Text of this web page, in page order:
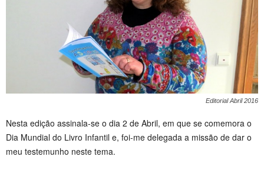
Editorial Abril 2016
Nesta edição assinala-se o dia 2 de Abril, em que se comemora o
Dia Mundial do Livro Infantil e, foi-me delegada a missão de dar o
meu testemunho neste tema.